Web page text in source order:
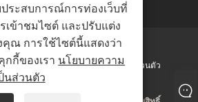
RSS XML นโยบายความเป็นส่วนตัว
ระสบการณ์การท่องเว็บที่
เข้าชมไซต์ และปรับแต่ง
คุณ การใช้ไซต์นี้แสดงว่า
กี้ของเรา นโยบายความ
นส่วนตัว